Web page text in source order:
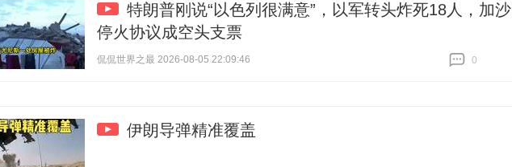
特朗普刚说“以色列很满意”，以军转头炸死18人，加沙
停火协议成空头支票
侃侃世界之最 2026-08-05 22:09:46
0
伊朗导弹精准覆盖